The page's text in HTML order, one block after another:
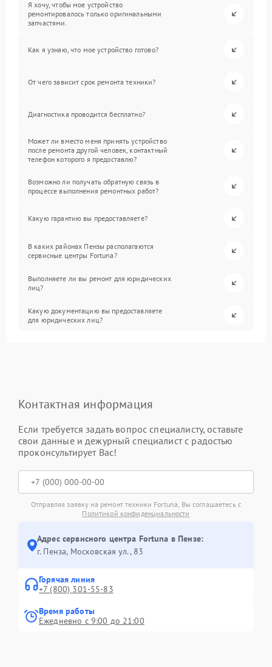
Я хочу, чтобы мое устройство
ремонтировалось только оригинальными
запчастями.
Как я узнаю, что мое устройство готово?
От чего зависит срок ремонта техники?
Диагностика проводится бесплатно?
Может ли вместо меня принять устройство
после ремонта другой человек, контактный
телефон которого я предоставлю?
Возможно ли получать обратную связь в
процессе выполнения ремонтных работ?
Какую гарантию вы предоставляете?
В каких районах Пензы располагаются
сервисные центры Fortuna?
Выполняете ли вы ремонт для юридических
лиц?
Какую документацию вы предоставляете
для юридических лиц?
Контактная информация
Если требуется задать вопрос специалисту, оставьте
свои данные и дежурный специалист с радостью
проконсультирует Вас!
Отправляя заявку на ремонт техники Fortuna, Вы соглашаетесь с
Политикой конфиденциальности
Адрес сервисного центра Fortuna в Пензе:
г. Пенза, Московская ул., 83
Горячая линия
+7 (800) 301-55-83
Время работы
Ежедневно с 9:00 до 21:00